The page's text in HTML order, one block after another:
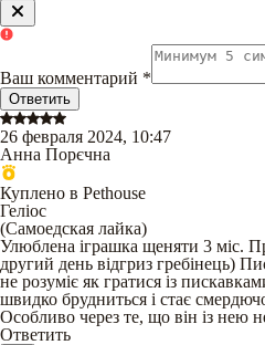
Ваш комментарий *
Ответить
26 февраля 2024, 10:47
Анна Порєчна
Куплено в Pethouse
Геліос
(Самоедская лайка)
Улюблена іграшка щеняти 3 міс.
другий день відгриз гребінець)
не розуміє як гратися із
швидко брудниться і стає
Особливо через те, що він із нею
Ответить